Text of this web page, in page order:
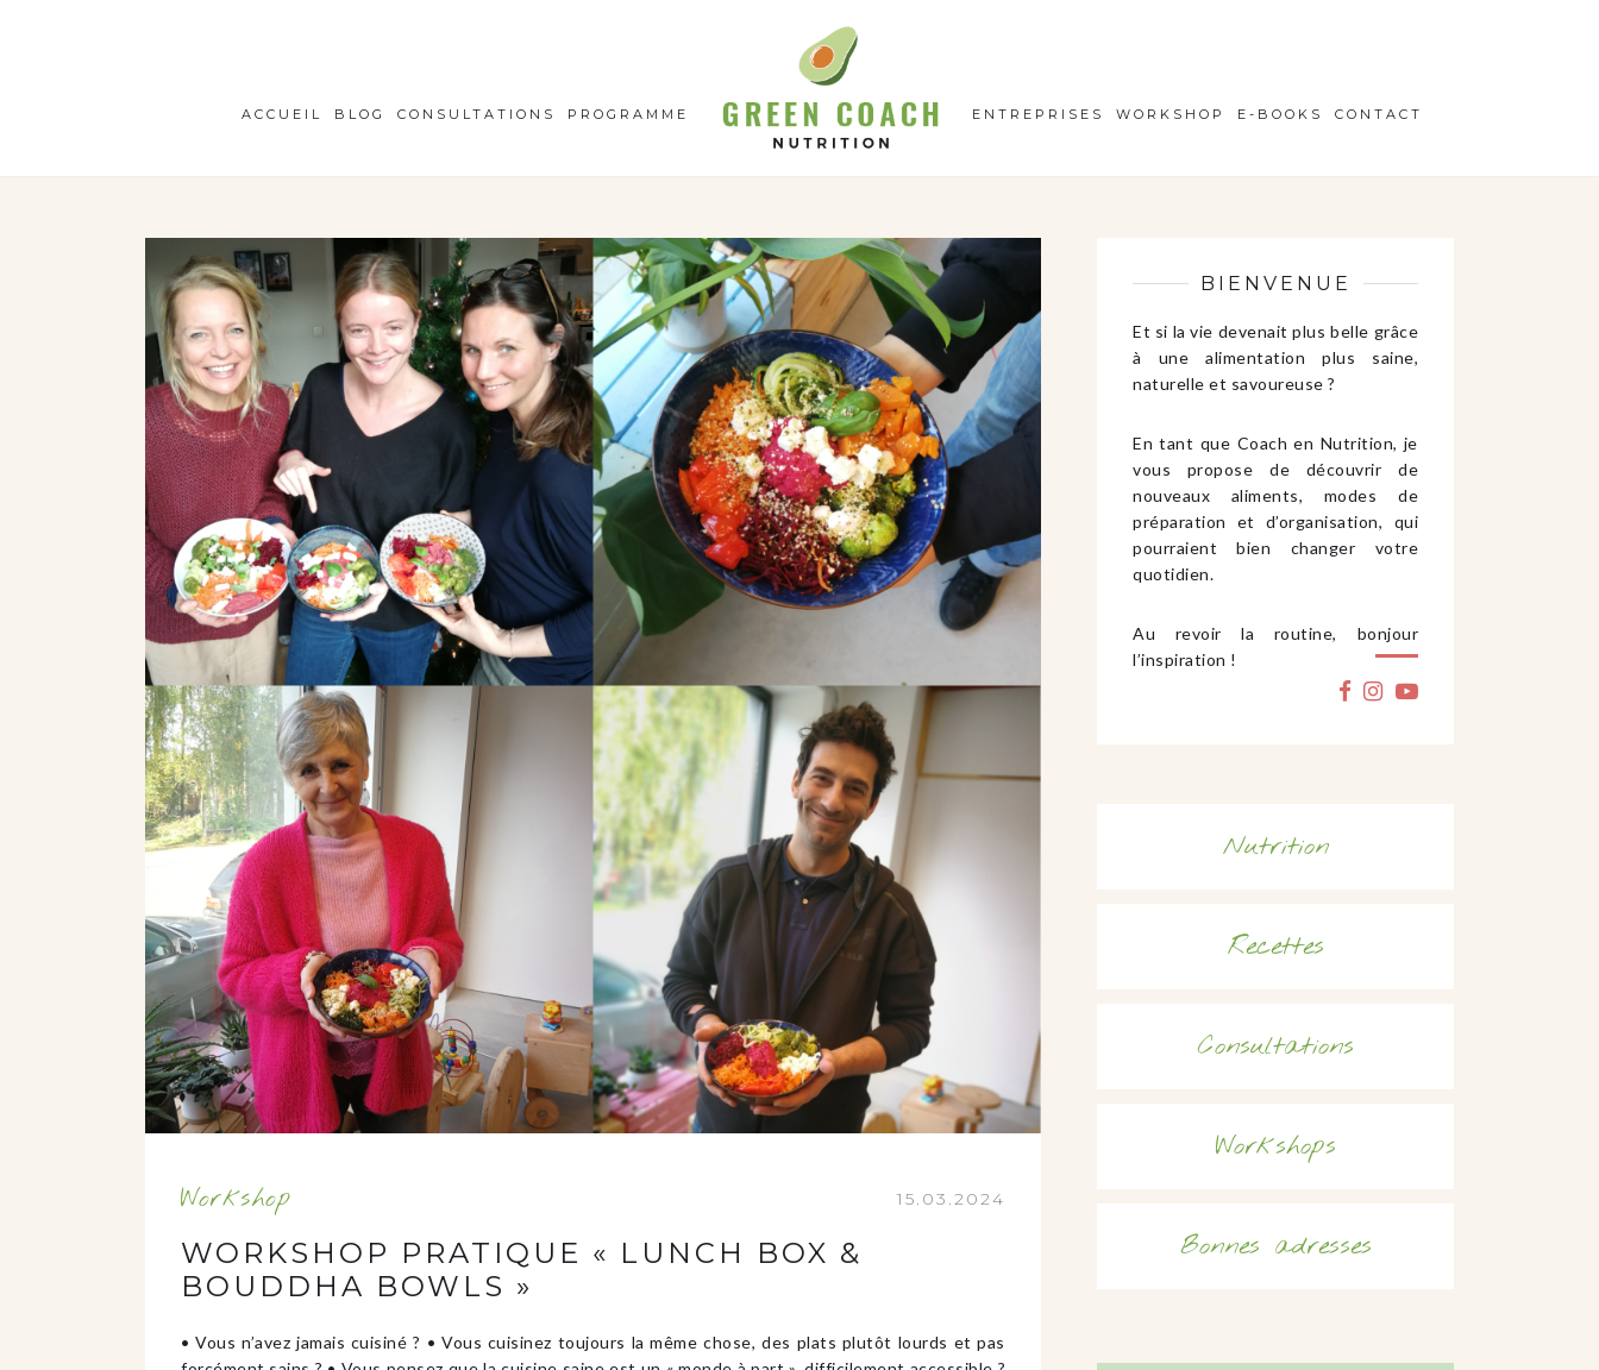
ACCUEIL BLOG CONSULTATIONS PROGRAMME
GCN
ENTREPRISES WORKSHOP E-BOOKS CONTACT
Workshop 15.03.2024
WORKSHOP PRATIQUE « LUNCH BOX &
BOUDDHA BOWLS »
• Vous n’avez jamais cuisiné ? • Vous cuisinez toujours la même chose, des plats plutôt lourds et pas
BIENVENUE
Et si la vie devenait plus belle grâce
à une alimentation plus saine,
naturelle et savoureuse ?
En tant que Coach en Nutrition, je
vous propose de découvrir de
nouveaux aliments, modes de
préparation et d’organisation, qui
pourraient bien changer votre
quotidien.
Au revoir la routine, bonjour
l’inspiration !
Nutrition
Recettes
Consultations
Workshops
Bonnes adresses